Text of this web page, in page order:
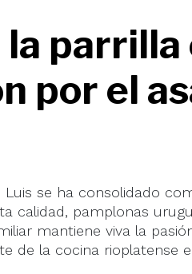
parrilla
por el
Luis se ha consolidado
calidad, pamplonas
mantiene viva la
de la cocina rioplatense